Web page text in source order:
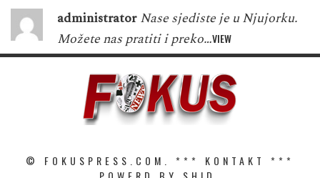
administrator Nase sjediste je u Njujorku.
Možete nas pratiti i preko…VIEW
© FOKUSPRESS.COM. *** KONTAKT
***